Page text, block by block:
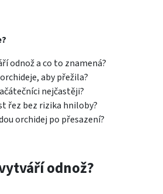
odnož a co to znamená?
aby přežila?
nejčastěji?
řez bez rizika hniloby?
orchidej po přesazení?
odnož?